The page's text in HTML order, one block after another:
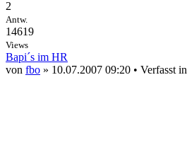
2
Antw.
14619
Views
Bapi´s im HR
von fbo » 10.07.2007 09:20 • Verfasst in